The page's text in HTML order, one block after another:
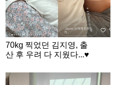
70kg 찍었던 김지영, 출
산 후 우려 다 지웠다...♥